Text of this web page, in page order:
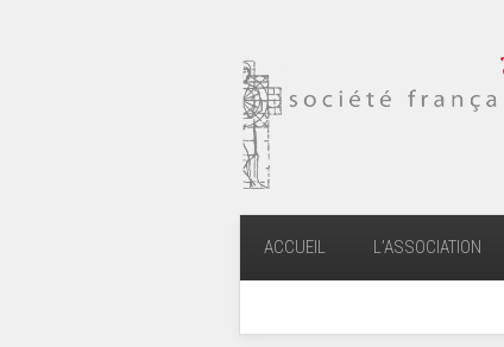
ACCUEIL L’ASSOCIATION